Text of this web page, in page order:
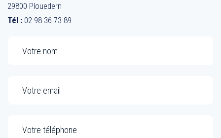
29800 Plouedern
Tél : 02 98 36 73 89